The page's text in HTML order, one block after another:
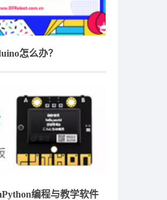
怎么办？
编程与教学软件